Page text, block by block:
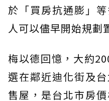
於「買房抗通膨」
人可以儘早開始規劃
梅以德回憶，大約
選在鄰近迪化街及
售屋，是台北市房